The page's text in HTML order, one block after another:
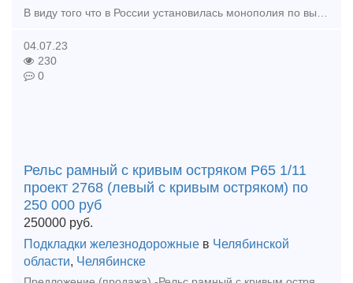
04.07.23
230
0
Рельс рамный с кривым остряком Р65 1/11
проект 2768 (левый с кривым остряком) по
250 000 руб
250000 руб.
Подкладки железнодорожные в Челябинской
области, Челябинске